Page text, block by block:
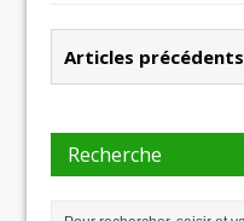
Articles précédents
Recherche